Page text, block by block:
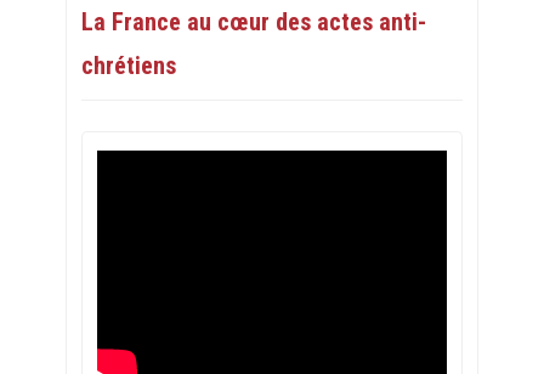
La France au cœur des actes anti-
chrétiens